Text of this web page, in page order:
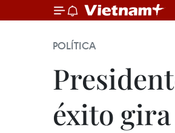
POLÍTICA
éxito